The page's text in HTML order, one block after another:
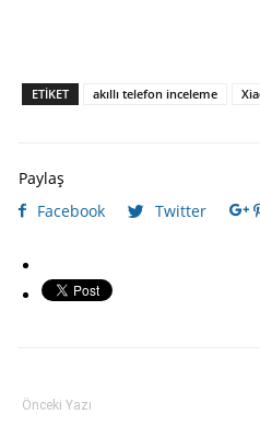
ETIKET akıllı telefon inceleme
Paylaş
Facebook
Twitter
Önceki Yazı